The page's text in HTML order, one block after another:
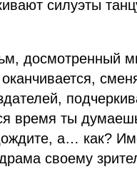
силуэты
досмотренный
время ты
а… как?
своему